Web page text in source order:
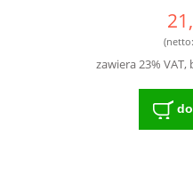
(netto:
zawiera 23%